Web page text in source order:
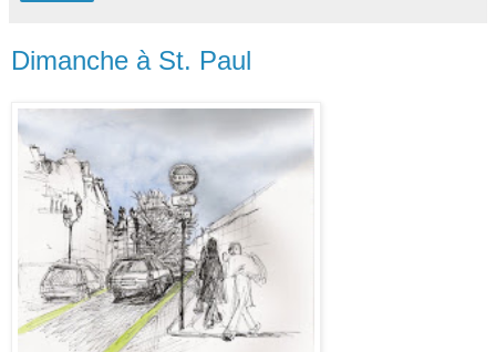
Dimanche à St. Paul